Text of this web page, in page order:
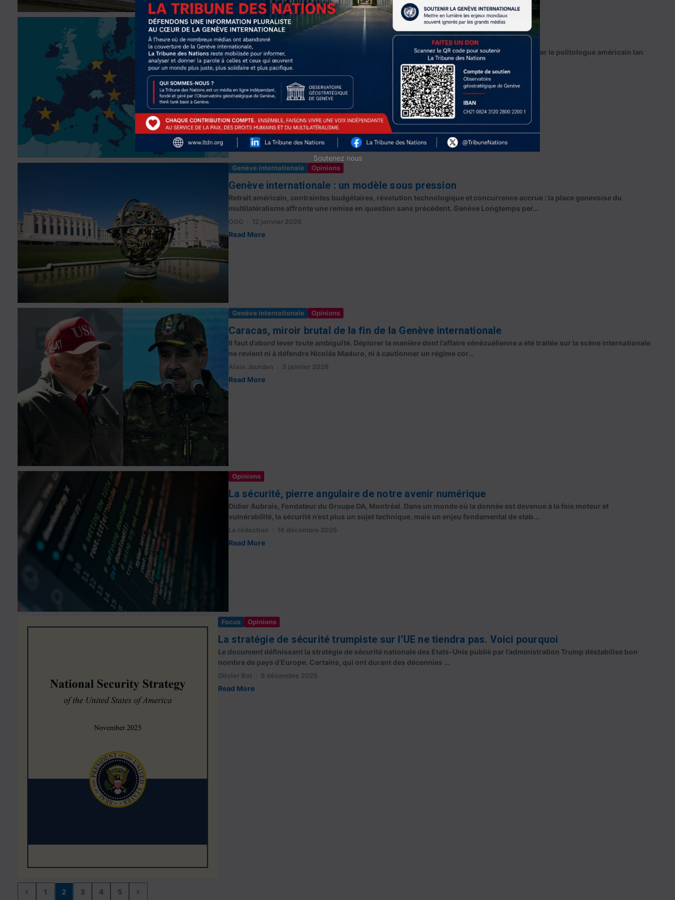
Opinions
L’Europe minée de l’intérieur est assiégée à l’est et à l’ouest
Parmi les 10 risques géopolitiques pour 2026, le rapport annuel de l’Eurasia Group fondé par le politologue américain Ian
Bremmer, identifie l’Europe en passe d’être au mieux paralys...
Olivier Bot 15 janvier 2026
Read More
Genève internationale Opinions
Genève internationale : un modèle sous pression
Retrait américain, contraintes budgétaires, révolution technologique et concurrence accrue : la place genevoise du
multilatéralisme affronte une remise en question sans précédent. Genève Longtemps per...
OGG 12 janvier 2026
Read More
Genève internationale Opinions
Caracas, miroir brutal de la fin de la Genève internationale
Il faut d’abord lever toute ambiguïté. Déplorer la manière dont l’affaire vénézuélienne a été traitée sur la scène internationale
ne revient ni à défendre Nicolás Maduro, ni à cautionner un régime cor...
Alain Jourdan 3 janvier 2026
Read More
Opinions
La sécurité, pierre angulaire de notre avenir numérique
Didier Aubrais, Fondateur du Groupe DA, Montréal. Dans un monde où la donnée est devenue à la fois moteur et
vulnérabilité, la sécurité n’est plus un sujet technique, mais un enjeu fondamental de stab...
La rédaction 16 décembre 2025
Read More
Focus Opinions
La stratégie de sécurité trumpiste sur l’UE ne tiendra pas. Voici pourquoi
Le document définissant la stratégie de sécurité nationale des Etats-Unis publié par l’administration Trump déstabilise bon
nombre de pays d’Europe. Certains, qui ont durant des décennies ...
Olivier Bot 9 décembre 2025
Read More
1 2 3 4 5
Soutenez nous